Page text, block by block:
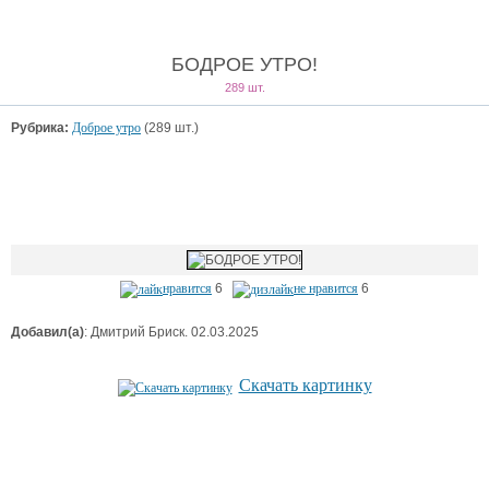
БОДРОЕ УТРО!
289 шт.
Рубрика: Доброе утро (289 шт.)
нравится 6 не нравится 6
Добавил(а): Дмитрий Бриск. 02.03.2025
Скачать картинку